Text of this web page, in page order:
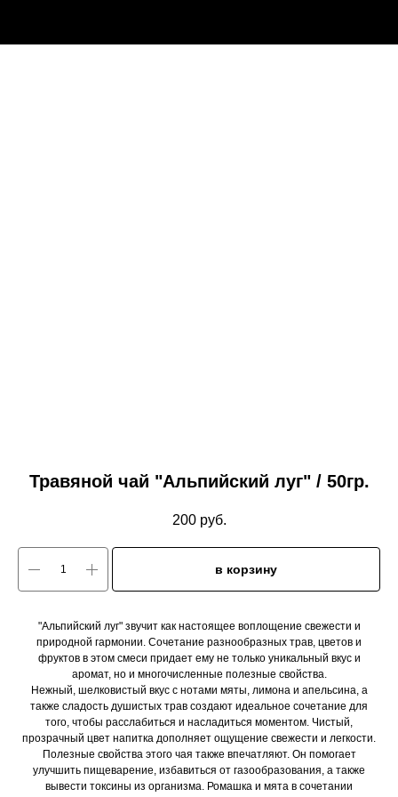
Травяной чай "Альпийский луг" / 50гр.
200 руб.
в корзину
"Альпийский луг" звучит как настоящее воплощение свежести и
природной гармонии. Сочетание разнообразных трав, цветов и
фруктов в этом смеси придает ему не только уникальный вкус и
аромат, но и многочисленные полезные свойства.
Нежный, шелковистый вкус с нотами мяты, лимона и апельсина, а
также сладость душистых трав создают идеальное сочетание для
того, чтобы расслабиться и насладиться моментом. Чистый,
прозрачный цвет напитка дополняет ощущение свежести и легкости.
Полезные свойства этого чая также впечатляют. Он помогает
улучшить пищеварение, избавиться от газообразования, а также
вывести токсины из организма. Ромашка и мята в сочетании